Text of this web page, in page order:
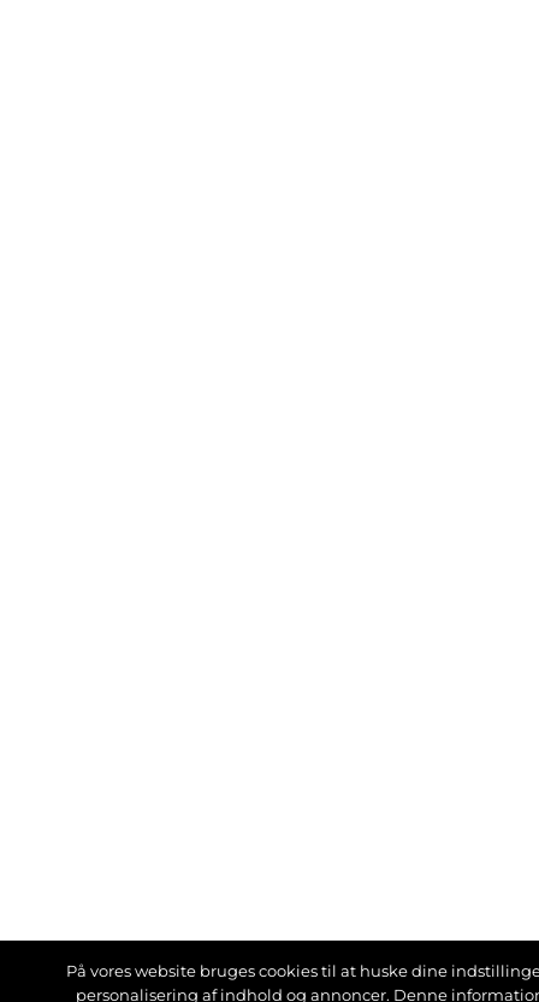
På vores website bruges cookies til at huske dine
personalisering af indhold og annoncer. Denne